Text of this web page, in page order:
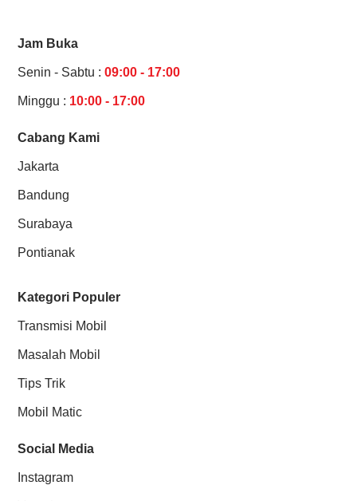
Jam Buka
Senin - Sabtu :09:00 - 17:00
Minggu : 10:00 - 17:00
Cabang Kami
Jakarta
Bandung
Surabaya
Pontianak
Kategori Populer
Transmisi Mobil
Masalah Mobil
Tips Trik
Mobil Matic
Social Media
Instagram